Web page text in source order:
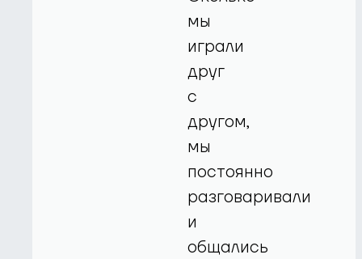
мы
играли
друг
с
другом,
мы
постоянно
разговаривали
и
общались